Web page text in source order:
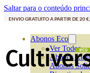
Saltar para o conteúdo
ENVIO GRATUITO A PARTIR DE 20
Abonos Eco
Ver Todos
Abonos
Abonos